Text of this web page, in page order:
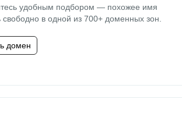
удобным подбором — похожее имя
в одной из 700+ доменных зон.
домен